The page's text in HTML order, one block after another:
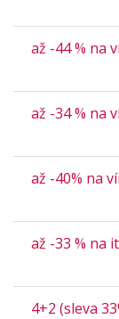
až -44 % na
až -34 % na
až -40% na
až -33 % na
4+2 (sleva